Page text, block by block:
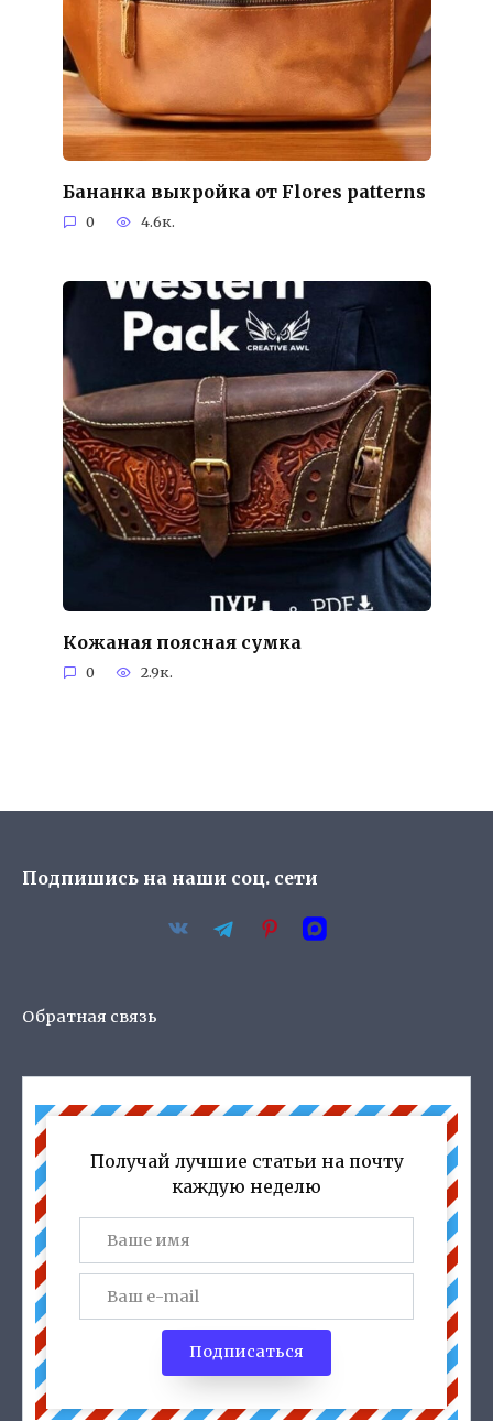
Бананка выкройка от Flores patterns
0 4.6к.
Кожаная поясная сумка
0 2.9к.
Подпишись на наши соц. сети
Обратная связь
Получай лучшие статьи на почту
каждую неделю
Подписаться